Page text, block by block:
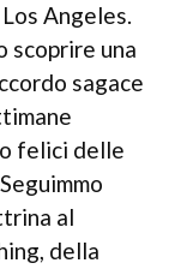
Angeles.
scoprire una
sagace
felici delle
al
della